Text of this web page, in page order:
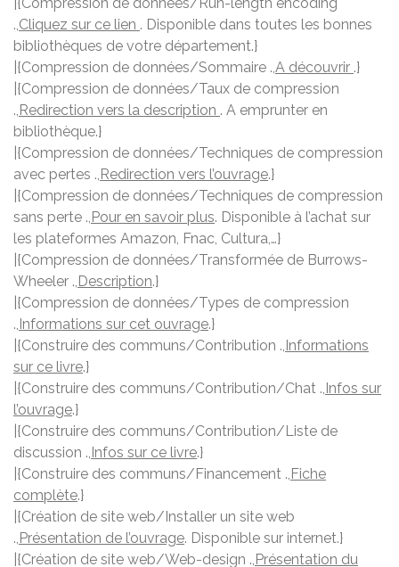
.,Cliquez sur ce lien . Disponible dans toutes les bonnes
bibliothèques de votre département.}
|{Compression de données/Sommaire .,A découvrir .}
|{Compression de données/Taux de compression
., Redirection vers la description . A emprunter en
bibliothèque.}
|{Compression de données/Techniques de compression
avec pertes ., Redirection vers l’ouvrage.}
|{Compression de données/Techniques de compression
sans perte ., Pour en savoir plus. Disponible à l’achat sur
les plateformes Amazon, Fnac, Cultura,…}
|{Compression de données/Transformée de Burrows-
Wheeler ., Description.}
|{Compression de données/Types de compression
., Informations sur cet ouvrage.}
|{Construire des communs/Contribution ., Informations
sur ce livre.}
|{Construire des communs/Contribution/Chat ., Infos sur
l’ouvrage.}
|{Construire des communs/Contribution/Liste de
discussion ., Infos sur ce livre.}
|{Construire des communs/Financement ., Fiche
complète.}
|{Création de site web/Installer un site web
., Présentation de l’ouvrage. Disponible sur internet.}
|{Création de site web/Web-design ., Présentation du